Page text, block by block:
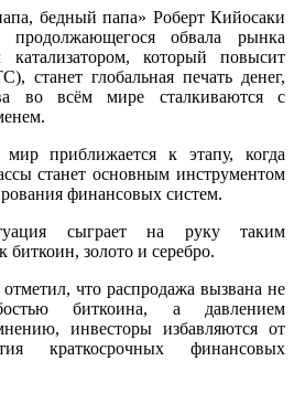
бедный папа» Роберт Кийосаки
обвала рынка
который повысит
станет глобальная печать денег,
во всём мире сталкиваются с
приближается к этапу, когда
станет основным инструментом
финансовых систем.
сыграет на руку таким
золото и серебро.
что распродажа вызвана не
биткоина, а давлением
инвесторы избавляются от
краткосрочных финансовых